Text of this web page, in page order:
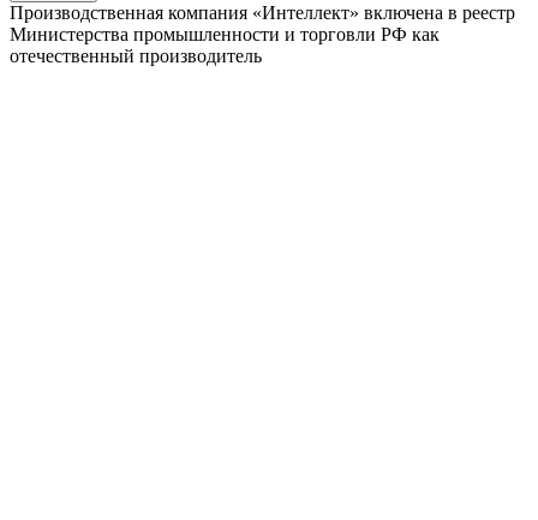
Производственная компания «Интеллект» включена в реестр
Министерства промышленности и торговли РФ как
отечественный производитель